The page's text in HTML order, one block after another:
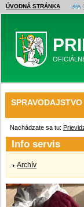
ÚVODNÁ STRÁNKA
SPRAVODAJSTVO
Nachádzate sa tu:
Info servis
Archív